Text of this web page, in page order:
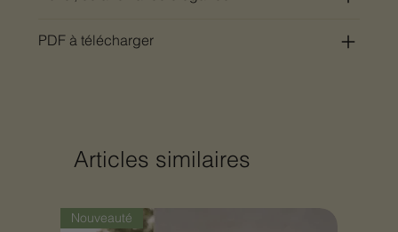
PDF à télécharger
Articles similaires
Nouveauté